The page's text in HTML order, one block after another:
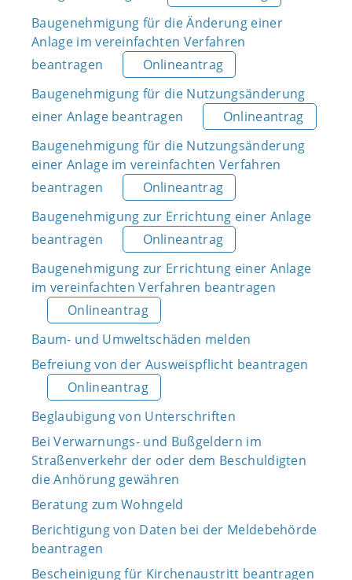
Baugenehmigung für die Änderung einer
Anlage im vereinfachten Verfahren
beantragen
Onlineantrag
Baugenehmigung für die Nutzungsänderung
einer Anlage beantragen
Onlineantrag
Baugenehmigung für die Nutzungsänderung
einer Anlage im vereinfachten Verfahren
beantragen
Onlineantrag
Baugenehmigung zur Errichtung einer Anlage
beantragen
Onlineantrag
Baugenehmigung zur Errichtung einer Anlage
im vereinfachten Verfahren beantragen
Onlineantrag
Baum- und Umweltschäden melden
Befreiung von der Ausweispflicht beantragen
Onlineantrag
Beglaubigung von Unterschriften
Bei Verwarnungs- und Bußgeldern im
Straßenverkehr der oder dem Beschuldigten
die Anhörung gewähren
Beratung zum Wohngeld
Berichtigung von Daten bei der Meldebehörde
beantragen
Bescheinigung für Kirchenaustritt beantragen